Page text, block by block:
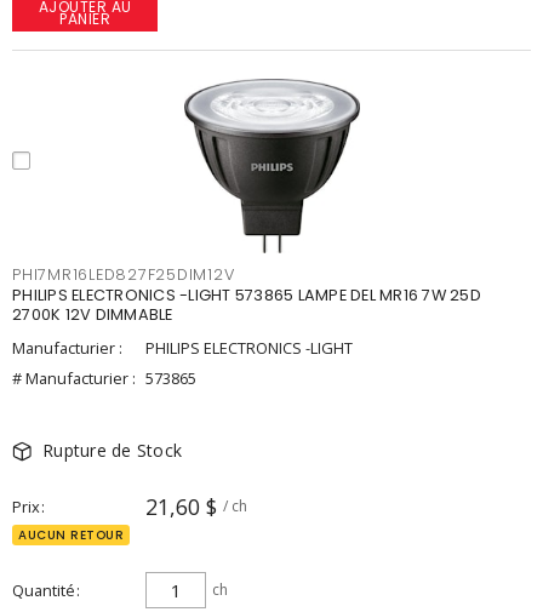
AJOUTER AU
PANIER
PHI7MR16LED827F25DIM12V
PHILIPS ELECTRONICS -LIGHT 573865 LAMPE DEL MR16 7W 25D
2700K 12V DIMMABLE
Manufacturier :
PHILIPS ELECTRONICS -LIGHT
# Manufacturier : 573865
Rupture de Stock
Prix 21,60 $ / ch
AUCUN RETOUR
Quantité ch